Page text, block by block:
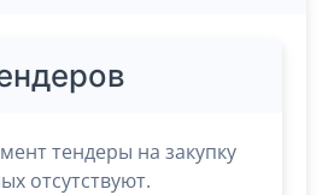
тендеры на закупку
отсутствуют.